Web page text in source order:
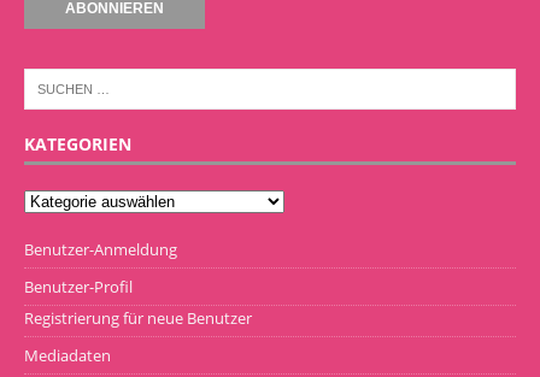
KATEGORIEN
Benutzer-Anmeldung
Benutzer-Profil
Registrierung für neue Benutzer
Mediadaten